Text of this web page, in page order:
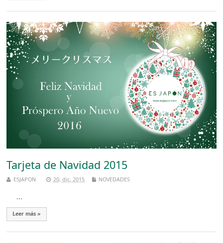
Tarjeta de Navidad 2015
ESJAPON 20, dic, 2015 NOVEDADES
...
Leer más »